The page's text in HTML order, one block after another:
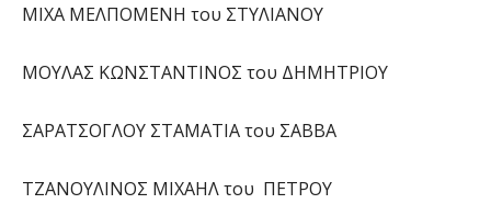
ΜΙΧΑ ΜΕΛΠΟΜΕΝΗ του ΣΤΥΛΙΑΝΟΥ
ΜΟΥΛΑΣ ΚΩΝΣΤΑΝΤΙΝΟΣ του ΔΗΜΗΤΡΙΟΥ
ΣΑΡΑΤΣΟΓΛΟΥ ΣΤΑΜΑΤΙΑ του ΣΑΒΒΑ
ΤΖΑΝΟΥΛΙΝΟΣ ΜΙΧΑΗΛ του ΠΕΤΡΟΥ